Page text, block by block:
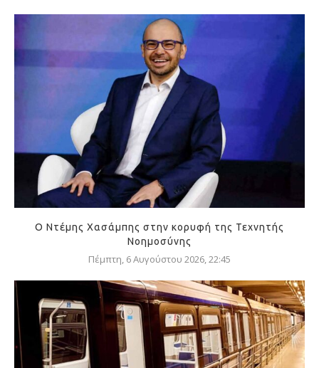
Ο Ντέμης Χασάμπης στην κορυφή της Τεχνητής
Νοημοσύνης
Πέμπτη, 6 Αυγούστου 2026, 22:45